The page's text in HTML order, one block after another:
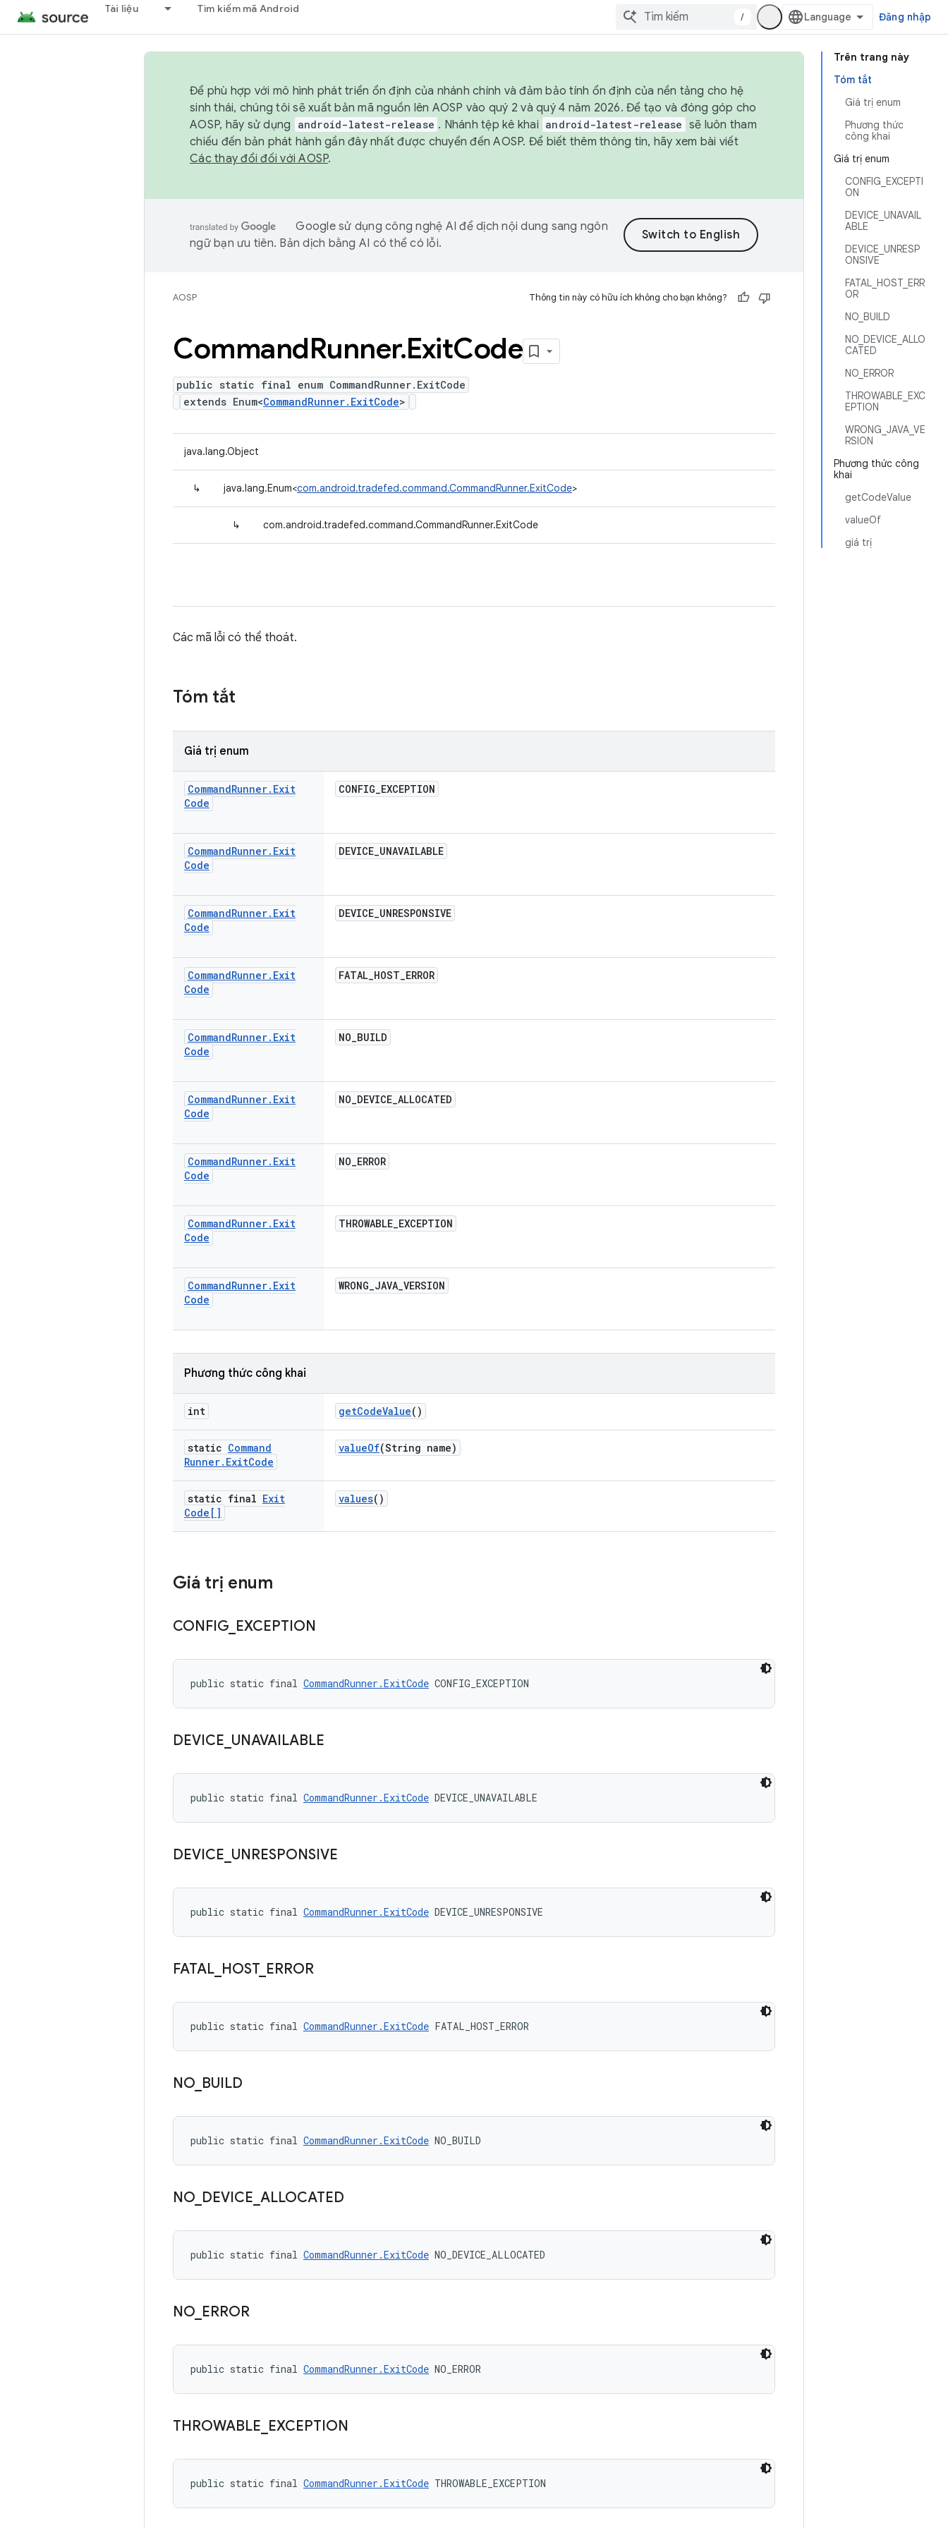
Tài liệu Tìm kiếm mã Android
/ Đăng nhập
Trên trang này
Tóm tắt
Giá trị enum
Phương thức
công khai
Giá trị enum
CONFIG_EXCEPTI
ON
DEVICE_UNAVAIL
ABLE
DEVICE_UNRESP
ONSIVE
FATAL_HOST_ERR
OR
NO_BUILD
NO_DEVICE_ALLO
CATED
NO_ERROR
THROWABLE_EXC
EPTION
WRONG_JAVA_VE
RSION
Phương thức công
khai
getCodeValue
valueOf
giá trị
Để phù hợp với mô hình phát triển ổn định của nhánh chính và đảm bảo tính ổn định của nền tảng cho hệ
sinh thái, chúng tôi sẽ xuất bản mã nguồn lên AOSP vào quý 2 và quý 4 năm 2026. Để tạo và đóng góp cho
AOSP, hãy sử dụng
android-latest-release . Nhánh tệp kê khai android-latest-release sẽ luôn tham
chiếu đến bản phát hành gần đây nhất được chuyển đến AOSP. Để biết thêm thông tin, hãy xem bài viết
Các thay đổi đối với AOSP.
Google sử dụng công nghệ AI để dịch nội dung sang ngôn
ngữ bạn ưu tiên. Bản dịch bằng AI có thể có lỗi.
AOSP Thông tin này có hữu ích không cho bạn không?
CommandRunner.ExitCode
public static final enum CommandRunner.ExitCode
extends Enum<CommandRunner.ExitCode>
java.lang.Object
↳ java.lang.Enum<com.android.tradefed.command.CommandRunner.ExitCode>
↳ com.android.tradefed.command.CommandRunner.ExitCode
Các mã lỗi có thể thoát.
Tóm tắt
Giá trị enum
CommandRunner. Exit
Code
CONFIG_EXCEPTION
CommandRunner. Exit
Code
DEVICE_UNAVAILABLE
CommandRunner. Exit
Code
DEVICE_UNRESPONSIVE
CommandRunner. Exit
Code
FATAL_HOST_ERROR
CommandRunner. Exit
Code
NO_BUILD
CommandRunner. Exit
Code
NO_DEVICE_ALLOCATED
CommandRunner. Exit
Code
NO_ERROR
CommandRunner. Exit
Code
THROWABLE_EXCEPTION
CommandRunner. Exit
Code
WRONG_JAVA_VERSION
Phương thức công khai
int getCodeValue()
static Command
Runner. ExitCode
valueOf(String name)
static final Exit
Code[]
values()
Giá trị enum
CONFIG EXCEPTION
public static final CommandRunner.ExitCode CONFIG_EXCEPTION
DEVICE UNAVAILABLE
public static final CommandRunner.ExitCode DEVICE_UNAVAILABLE
DEVICE UNRESPONSIVE
public static final CommandRunner.ExitCode DEVICE_UNRESPONSIVE
FATAL HOST_ ERROR
public static final CommandRunner.ExitCode FATAL_HOST_ERROR
NO BUILD
public static final CommandRunner.ExitCode NO_BUILD
NO DEVICE ALLOCATED
public static final CommandRunner.ExitCode NO_DEVICE_ALLOCATED
NO ERROR
public static final CommandRunner.ExitCode NO_ERROR
THROWABLE EXCEPTION
public static final CommandRunner.ExitCode THROWABLE_EXCEPTION